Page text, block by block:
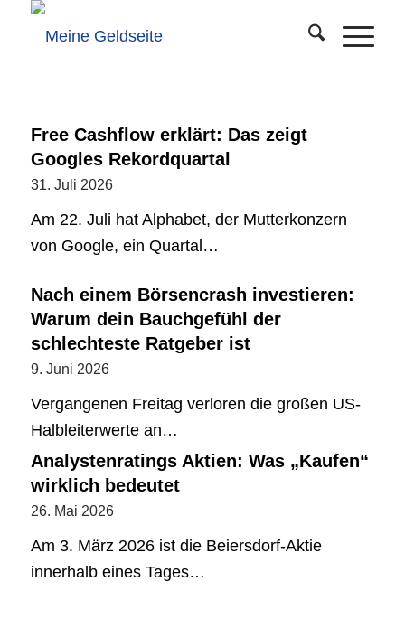
Free Cashflow erklärt: Das zeigt
Googles Rekordquartal
31. Juli 2026
Am 22. Juli hat Alphabet, der Mutterkonzern
von Google, ein Quartal…
Nach einem Börsencrash investieren:
Warum dein Bauchgefühl der
schlechteste Ratgeber ist
9. Juni 2026
Vergangenen Freitag verloren die großen US-
Halbleiterwerte an…
Analystenratings Aktien: Was „Kaufen“
wirklich bedeutet
26. Mai 2026
Am 3. März 2026 ist die Beiersdorf-Aktie
innerhalb eines Tages…